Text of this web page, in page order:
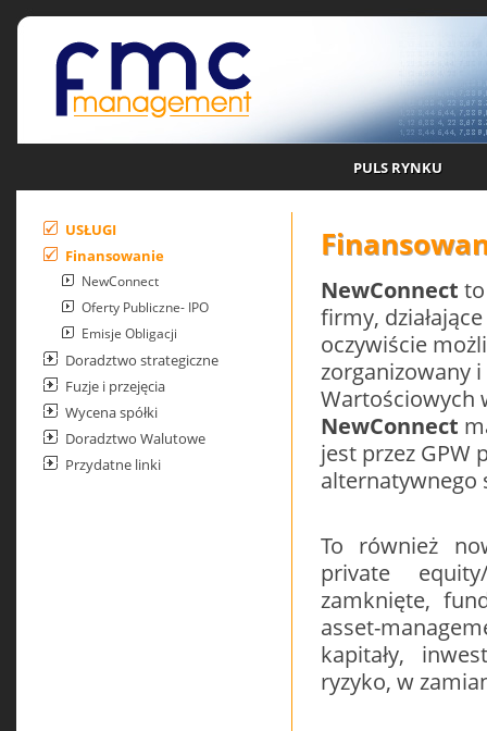
PULS RYNKU
USŁUGI
Finansowanie
NewConnect
Oferty Publiczne- IPO
Emisje Obligacji
Doradztwo strategiczne
Fuzje i przejęcia
Wycena spółki
Doradztwo Walutowe
Przydatne linki
NewConnect
firmy,
oczywiście
zorganizowany
Wartościowych
NewConnect
jest przez GPW
alternatywnego
To również
private
zamknięte,
asset-
kapitały,
ryzyko, w